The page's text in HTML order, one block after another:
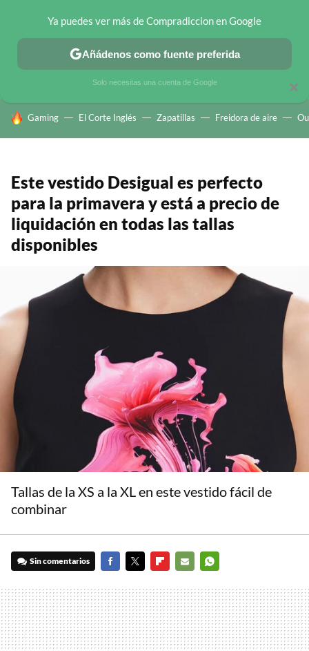
CHOLLOS TELEGRAM OFERTAS EN MÓVILES OFERTAS EN
HOY SE HABLA DE
Gaming El Corte Inglés Zapatillas Freidora de aire
Este vestido Desigual es perfecto
para la primavera y está a precio de
liquidación en todas las tallas
disponibles
Tallas de la XS a la XL en este vestido fácil de
combinar
Sin comentarios
MAIL
×
Ya puedes ver más de Compradiccion en Google
Añádenos como fuente preferida
Solo necesitas una cuenta de Google